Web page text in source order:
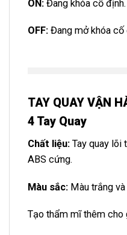
ON: Đang khóa cố định.
OFF: Đang mở khóa cố
TAY QUAY VẬN
4 Tay Quay
Chất liệu:Tay quay lõi
ABS cứng.
Màu sắc: Màu trắng
Tạo thẩm mĩ thêm cho